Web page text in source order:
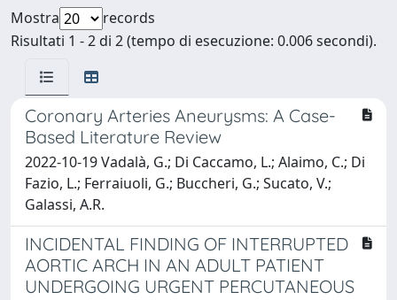
Mostra
records
Risultati 1 - 2 di 2 (tempo di esecuzione: 0.006 secondi).
Coronary Arteries Aneurysms: A Case-
Based Literature Review
2022-10-19 Vadalà, G.; Di Caccamo, L.; Alaimo, C.; Di
Fazio, L.; Ferraiuoli, G.; Buccheri, G.; Sucato, V.;
Galassi, A.R.
INCIDENTAL FINDING OF INTERRUPTED
AORTIC ARCH IN AN ADULT PATIENT
UNDERGOING URGENT PERCUTANEOUS